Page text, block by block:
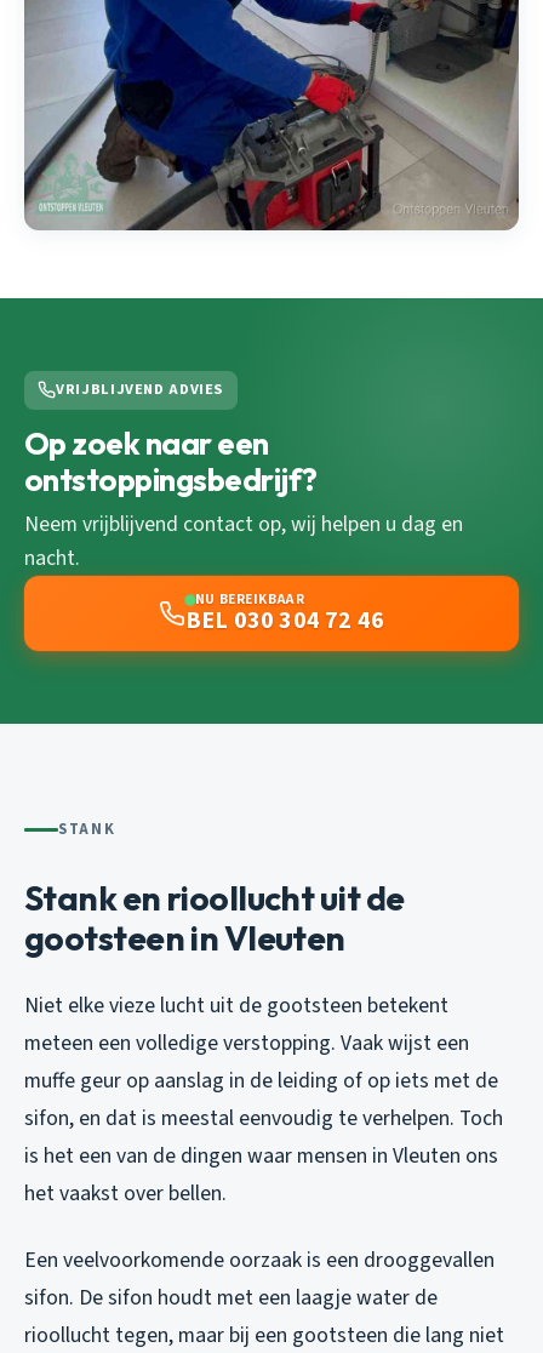
VRIJBLIJVEND ADVIES
Op zoek naar een
ontstoppingsbedrijf?
Neem vrijblijvend contact op, wij helpen u dag en
nacht.
NU BEREIKBAAR
BEL 030 304 72 46
STANK
Stank en rioollucht uit de
gootsteen in Vleuten
Niet elke vieze lucht uit de gootsteen betekent
meteen een volledige verstopping. Vaak wijst een
muffe geur op aanslag in de leiding of op iets met de
sifon, en dat is meestal eenvoudig te verhelpen. Toch
is het een van de dingen waar mensen in Vleuten ons
het vaakst over bellen.
Een veelvoorkomende oorzaak is een drooggevallen
sifon. De sifon houdt met een laagje water de
rioollucht tegen, maar bij een gootsteen die lang niet